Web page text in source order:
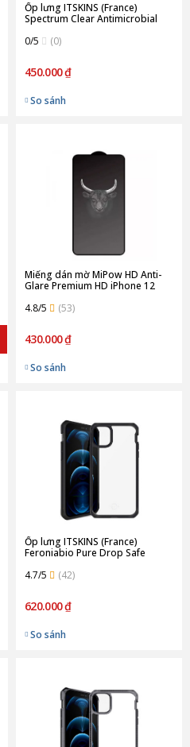
Ốp lưng ITSKINS (France)
Spectrum Clear Antimicrobial
13 Pro | Smoke
0/5 (0)
450.000 ₫
So sánh
Miếng dán mờ MiPow HD Anti-
Glare Premium HD iPhone 12
4.8/5
(53)
430.000 ₫
So sánh
Ốp lưng ITSKINS (France)
Feroniabio Pure Drop Safe
Black
4.7/5 (42)
620.000 ₫
So sánh